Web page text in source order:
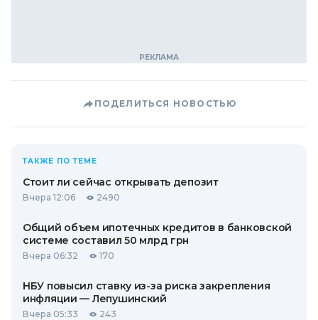
ПОДЕЛИТЬСЯ НОВОСТЬЮ
ТАКЖЕ ПО ТЕМЕ
Стоит ли сейчас открывать депозит
Вчера 12:06 2490
Общий объем ипотечных кредитов в банковской
системе составил 50 млрд грн
Вчера 06:32 170
НБУ повысил ставку из-за риска закрепления
инфляции — Лепушинский
Вчера 05:33 243